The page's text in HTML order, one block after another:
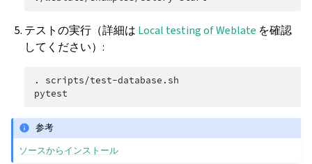
テストの実行（詳細は Local testing of Weblate を確認
してください）:
.
scripts/test-database.sh
参考
ソースからインストール